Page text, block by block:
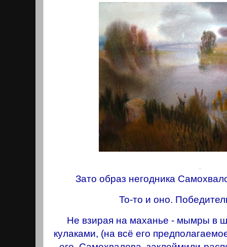
.
Зато образ негодника
То-то и оно.
Не взирая на маханье - мымры в
кулаками, (на всё его